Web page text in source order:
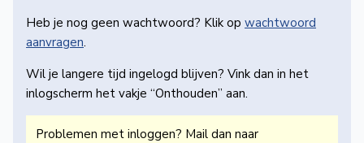
Heb je nog geen wachtwoord? Klik op wachtwoord
aanvragen.
Wil je langere tijd ingelogd blijven? Vink dan in het
inlogscherm het vakje “Onthouden” aan.
Problemen met inloggen? Mail dan naar